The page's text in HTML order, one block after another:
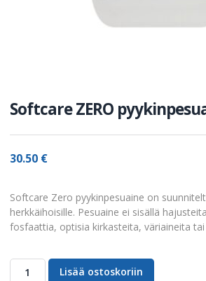
Softcare ZERO
30.50 €
Softcare Zero pyykinpesuaine on
herkkäihoisille. Pesuaine ei sisällä
fosfaattia, optisia kirkasteita, väriaineita
Lisää ostoskoriin